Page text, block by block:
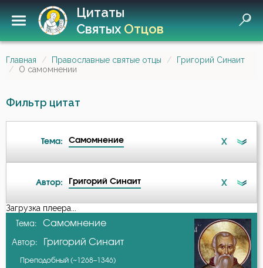
Цитаты
СвятыхОтцов
Главная Православные святые отцы
Григорий Синаит
О самомнении
Фильтр цитат
Тема: Самомнение X
Ад
Благодать
Автор: Григорий Синаит X
А-я
Авва Дорофей
Загрузка плеера...
Тема: Самомнение
Автор: Григорий Синаит
Преподобный (~1268–1346)